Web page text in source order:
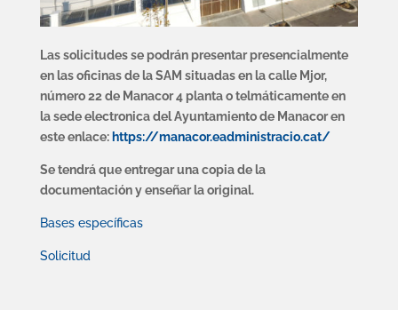
Las solicitudes se podrán presentar presencialmente
en las oficinas de la SAM situadas en la calle Mjor,
número 22 de Manacor 4 planta o telmáticamente en
la sede electronica del Ayuntamiento de Manacor en
este enlace:https://manacor.eadministracio.cat/
Se tendrá que entregar una copia de la
documentación y enseñar la original.
Bases específicas
Solicitud